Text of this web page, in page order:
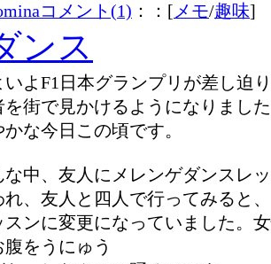
コメント(1) ：：[メモ/趣味]
ンス
いよF1日本グランプリが差し迫
を街で見かけるようになりまし
な今日この頃です。
な中、友人にメレンゲダンスレ
れ、友人と四人で行ってみると
スンに変更になっていました。
をうにゅう